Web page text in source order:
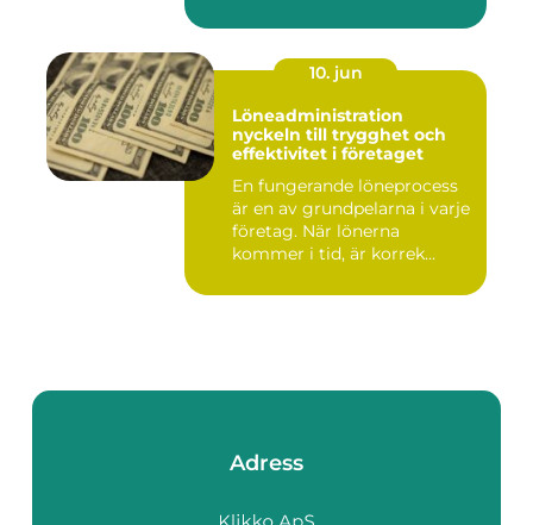
10. jun
Löneadministration
nyckeln till trygghet och
effektivitet i företaget
En fungerande löneprocess
är en av grundpelarna i varje
företag. När lönerna
kommer i tid, är korrek...
Adress